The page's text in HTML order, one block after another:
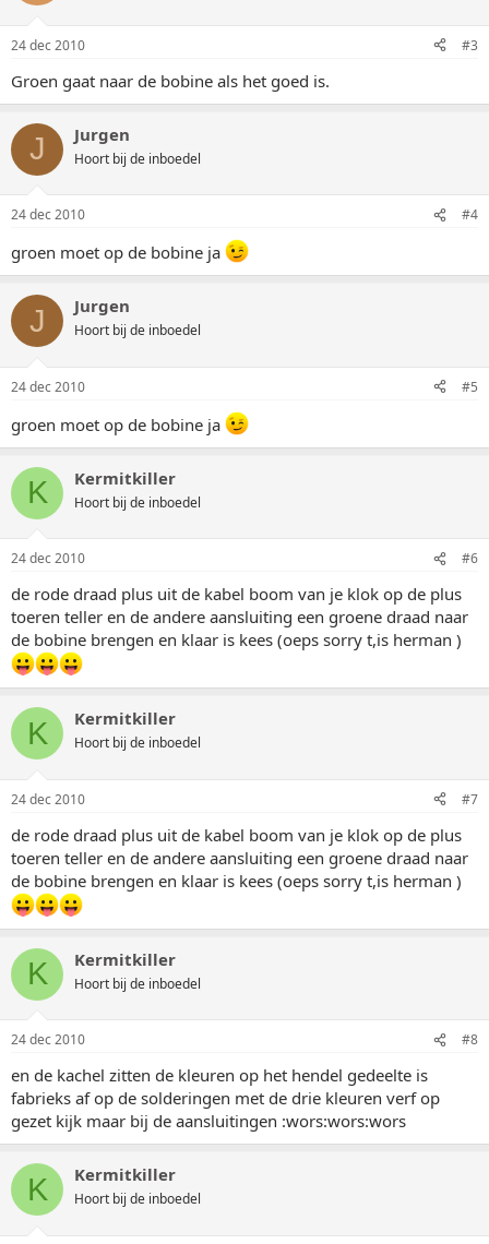
24 dec 2010 #3
Groen gaat naar de bobine als het goed is.
J Jurgen
Hoort bij de inboedel
24 dec 2010 #4
groen moet op de bobine ja
J Jurgen
Hoort bij de inboedel
24 dec 2010 #5
groen moet op de bobine ja
K Kermitkiller
Hoort bij de inboedel
24 dec 2010 #6
de rode draad plus uit de kabel boom van je klok op de plus
toeren teller en de andere aansluiting een groene draad naar
de bobine brengen en klaar is kees (oeps sorry t,is herman )
K Kermitkiller
Hoort bij de inboedel
24 dec 2010 #7
de rode draad plus uit de kabel boom van je klok op de plus
toeren teller en de andere aansluiting een groene draad naar
de bobine brengen en klaar is kees (oeps sorry t,is herman )
K Kermitkiller
Hoort bij de inboedel
24 dec 2010 #8
en de kachel zitten de kleuren op het hendel gedeelte is
fabrieks af op de solderingen met de drie kleuren verf op
gezet kijk maar bij de aansluitingen :wors:wors:wors
K Kermitkiller
Hoort bij de inboedel